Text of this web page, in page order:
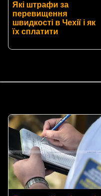
Які штрафи за
перевищення
швидкості в Чехії і як
їх сплатити